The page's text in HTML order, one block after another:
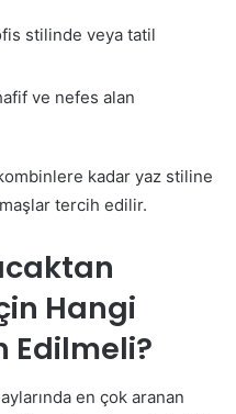
stilinde veya tatil
ve nefes alan
kadar yaz stiline
tercih edilir.
Hangi
Edilmeli?
en çok aranan